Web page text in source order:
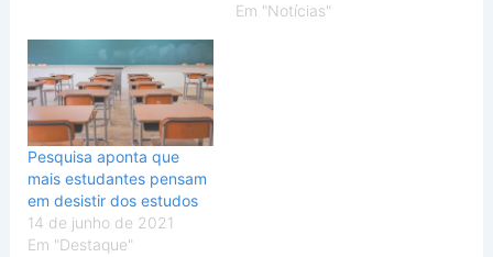
investimento para
Em "Notícias"
Pesquisa aponta que
mais estudantes pensam
em desistir dos estudos
14 de junho de 2021
Em "Destaque"